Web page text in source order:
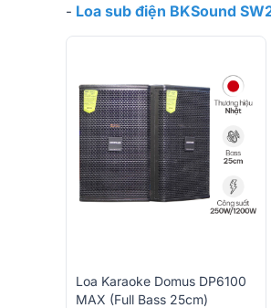
- Loa sub điện BKSound
Loa Karaoke Domus DP6100
MAX (Full Bass 25cm)